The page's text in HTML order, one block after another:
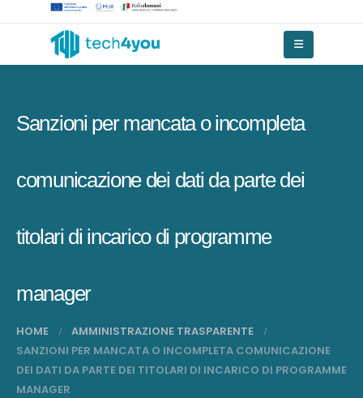
Sanzioni per mancata o incompleta
comunicazione dei dati da parte dei
titolari di incarico di programme
manager
HOME
AMMINISTRAZIONE TRASPARENTE
SANZIONI PER MANCATA O INCOMPLETA COMUNICAZIONE
DEI DATI DA PARTE DEI TITOLARI DI INCARICO DI PROGRAMME
MANAGER